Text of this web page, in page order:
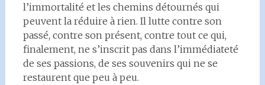
l’immortalité et les chemins détournés qui
peuvent la réduire à rien. Il lutte contre son
passé, contre son présent, contre tout ce qui,
finalement, ne s’inscrit pas dans l’immédiateté
de ses passions, de ses souvenirs qui ne se
restaurent que peu à peu.